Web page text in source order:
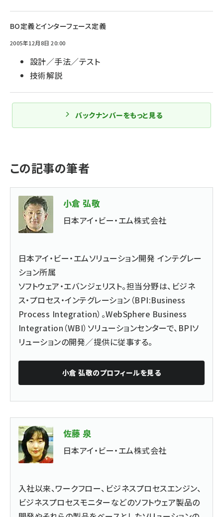
BO定義とインターフェース定義
2005年12月8日 20:00
設計／手法／テスト
技術解説
バックナンバーをもっと見る
この記事の筆者
小倉 弘敬
日本アイ・ビー・エム株式会社
日本アイ・ビー・エムソリューション開発 インテグレー
ション所属
ソフトウェア・エバンジェリスト。担当分野は、ビジネ
ス・プロセス・インテグレーション（BPI:Business
Process Integration）。WebSphere Business
Integration（WBI）ソリューションセンターで、BPIソ
リューションの開発／提供に従事する。
小倉 弘敬のプロフィールを見る
佐藤 泉
日本アイ・ビー・エム株式会社
入社以来、ワークフロー、ビジネスプロセスエンジン、
ビジネスプロセスモニターなどのソフトウェア製品の